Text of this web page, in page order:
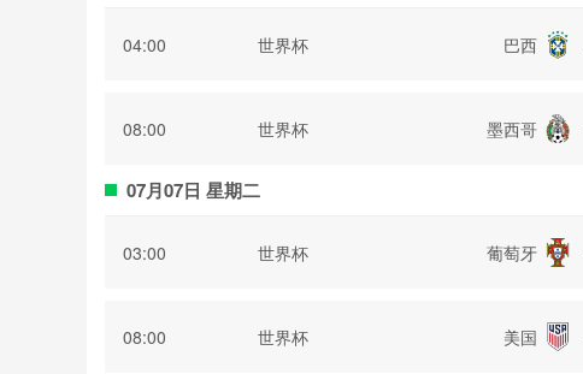
04:00 世界杯 巴西
08:00 世界杯 墨西哥
07月07日 星期二
03:00 世界杯 葡萄牙
08:00 世界杯 美国